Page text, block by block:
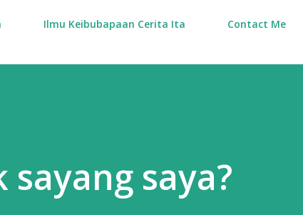
Ilmu Keibubapaan Cerita Ita Contact Me
saya?